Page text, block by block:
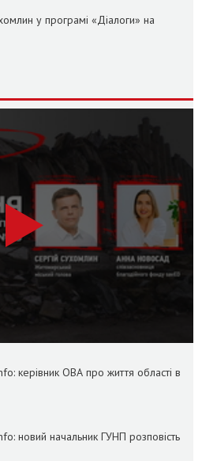
у програмі «Діалоги» на
керівник ОВА про життя області в
новий начальник ГУНП розповість